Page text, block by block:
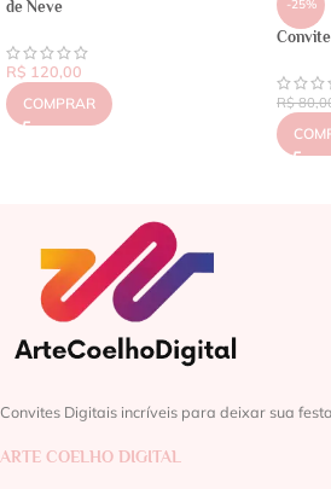
de Neve
R$ 120,00
COMPRAR
-25%
R$
Convites Digitais incríveis para deixar sua
ARTE COELHO DIGITAL